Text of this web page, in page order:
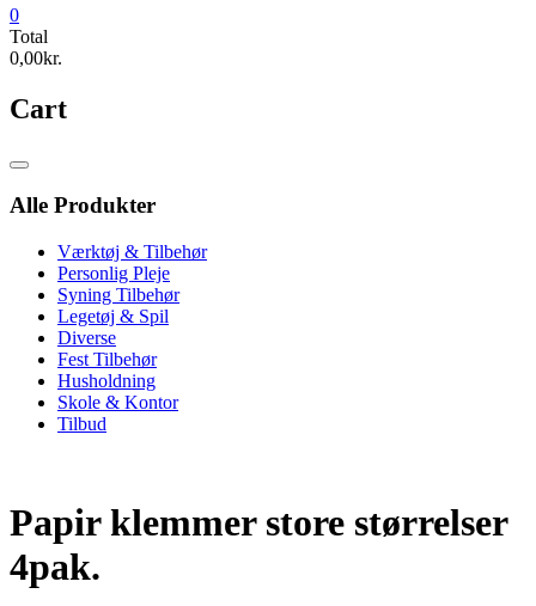
0
Total
0,00kr.
Cart
Catalog
Alle Produkter
Værktøj & Tilbehør
Personlig Pleje
Syning Tilbehør
Legetøj & Spil
Diverse
Fest Tilbehør
Husholdning
Skole & Kontor
Tilbud
Papir klemmer store størrelser
4pak.